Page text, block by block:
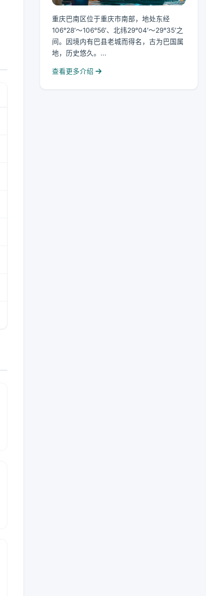
重庆巴南区位于重庆市南部，地处东经
106°28′～106°56′、北纬29°04′～29°35′之
间。因境内有巴县老城而得名，古为巴国属
地，历史悠久。...
查看更多介绍